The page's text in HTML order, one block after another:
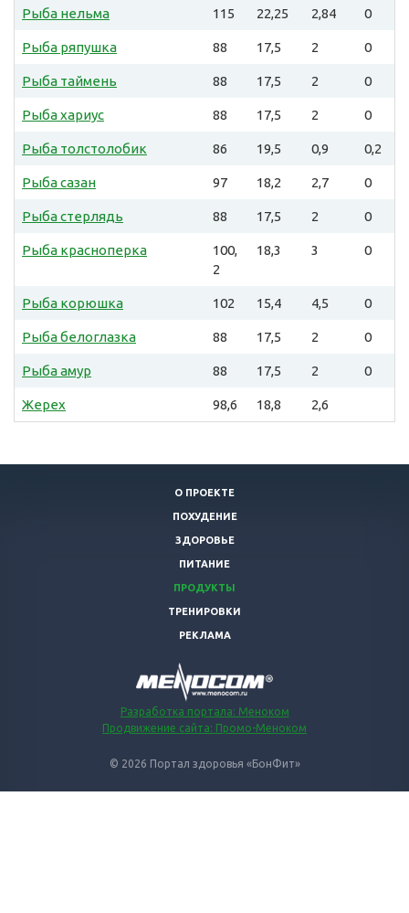
Рыба нельма 115 22,25 2,84 0
Рыба ряпушка 88 17,5 2 0
Рыба таймень 88 17,5 2 0
Рыба хариус 88 17,5 2 0
Рыба толстолобик 86 19,5 0,9 0,2
Рыба сазан 97 18,2 2,7 0
Рыба стерлядь 88 17,5 2 0
Рыба красноперка
100,
2
18,3 3 0
Рыба корюшка 102 15,4 4,5 0
Рыба белоглазка 88 17,5 2 0
Рыба амур 88 17,5 2 0
Жерех 98,6 18,8 2,6
О ПРОЕКТЕ
ПОХУДЕНИЕ
ЗДОРОВЬЕ
ПИТАНИЕ
ПРОДУКТЫ
ТРЕНИРОВКИ
РЕКЛАМА
Разработка портала: Меноком
Продвижение сайта: Промо-Меноком
© 2026 Портал здоровья «БонФит»